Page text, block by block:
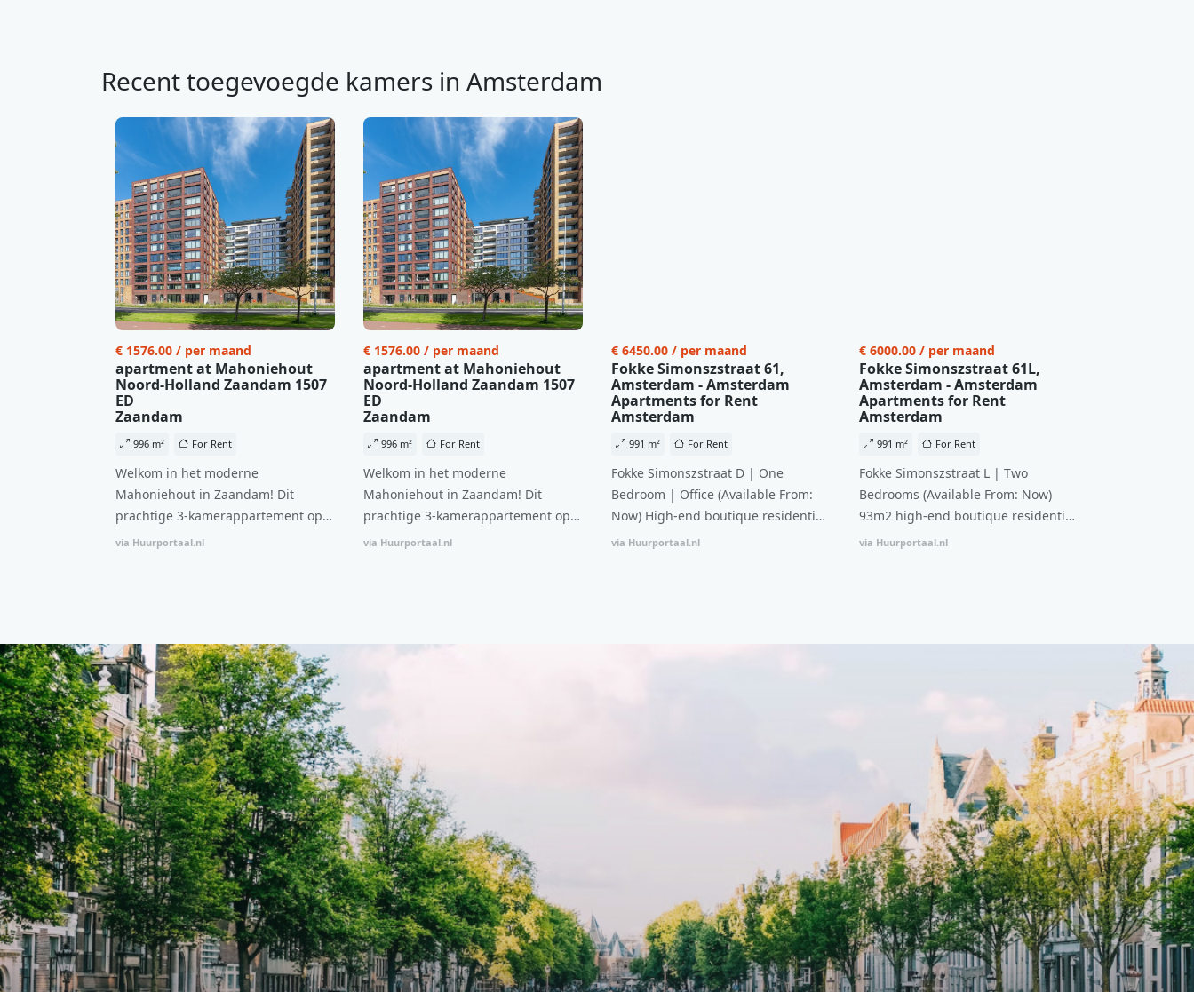
Recent toegevoegde kamers in Amsterdam
€ 1576.00 / per maand
apartment at Mahoniehout
Noord-Holland Zaandam 1507
ED
Zaandam
996 m² For Rent
Welkom in het moderne
Mahoniehout in Zaandam! Dit
prachtige 3-kamerappartement op
de 6e verdieping biedt een ideale
van €107,50 per maand is dit een
geweldige kans voor professionals
die op zoek zijn naar een woning die
direct beschikbaar is vanaf 1 april
2026. Bij binnenkomst word je
verwelkomd in een ruime
woonkamer met open keuken,
samen goed voor 44 m² aan
leefruimte. De lichte woonkamer
biedt genoeg ruimte voor een
gezellige zithoek én een stijlvolle
eethoek. De keuken is van alle
gemakken voorzien, perfect voor het
bereiden van heerlijke maaltijden.
Vanuit de woonkamer stap je zo het
balkon op, waar je kunt genieten
van een prachtig uitzicht en een
via Huurportaal.nl
€ 1576.00 / per maand
apartment at Mahoniehout
Noord-Holland Zaandam 1507
ED
Zaandam
996 m² For Rent
Welkom in het moderne
Mahoniehout in Zaandam! Dit
prachtige 3-kamerappartement op
de 6e verdieping biedt een ideale
van €107,50 per maand is dit een
woonkamer met open keuken,
samen goed voor 44 m² aan
leefruimte. De lichte woonkamer
biedt genoeg ruimte voor een
gezellige zithoek én een stijlvolle
eethoek. De keuken is van alle
gemakken voorzien, perfect voor het
bereiden van heerlijke maaltijden.
Vanuit de woonkamer stap je zo het
balkon op, waar je kunt genieten
van een prachtig uitzicht en een
via Huurportaal.nl
€ 6450.00 / per maand
Fokke Simonszstraat 61,
Amsterdam - Amsterdam
Apartments for Rent
Amsterdam
991 m² For Rent
Fokke Simonszstraat D | One
Bedroom | Office (Available From:
Now) High-end boutique residential
complex in De Pijp feautring an
storage and secure bicycle parking
with an elegant lobby with an
elevator and green communal
spaces.The building incorporates
solar panels to generate energy
supply. The windows have solar
via Huurportaal.nl
€ 6000.00 / per maand
Fokke Simonszstraat 61L,
Amsterdam - Amsterdam
Apartments for Rent
Amsterdam
991 m² For Rent
Fokke Simonszstraat L | Two
Bedrooms (Available From: Now)
93m2 high-end boutique residential
complex in De Pijp feautring an
93m2, ready-to-live, contemporary
spaces.The building incorporates
solar panels to generate energy
supply. The windows have solar
control glazing, and the apartments
have climate control driven by a
thermal energy storage system.
Underfloor heating and cooling
contribute to a healthy indoor
environment. The atriums' seasonal
green walls provide natural summer
cooling, improved air quality and
acoustics, and are specially
via Huurportaal.nl